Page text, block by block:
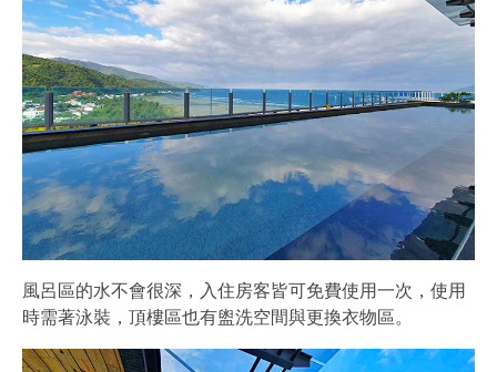
風呂區的水不會很深，入住房客皆可免費使用一次，使用
時需著泳裝，頂樓區也有盥洗空間與更換衣物區。